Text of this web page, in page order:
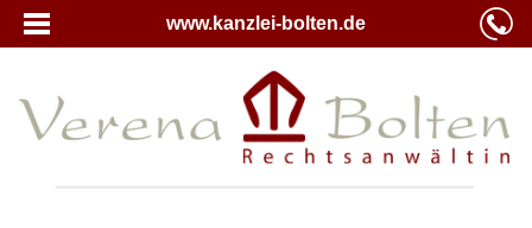
www.kanzlei-bolten.de